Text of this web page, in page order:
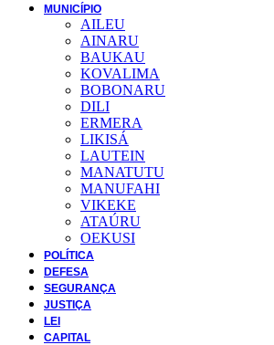
MUNICÍPIO
AILEU
AINARU
BAUKAU
KOVALIMA
BOBONARU
DILI
ERMERA
LIKISÁ
LAUTEIN
MANATUTU
MANUFAHI
VIKEKE
ATAÚRU
OEKUSI
POLÍTICA
DEFESA
SEGURANÇA
JUSTIÇA
LEI
CAPITAL